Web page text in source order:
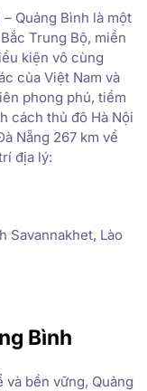
– Quảng Bình là một
Trung Bộ, miền
kiện vô cùng
của Việt Nam và
phong phú, tiềm
cách thủ đô Hà Nội
Nẵng 267 km về
địa lý:
Savannakhet, Lào
Bình
bền vững, Quảng